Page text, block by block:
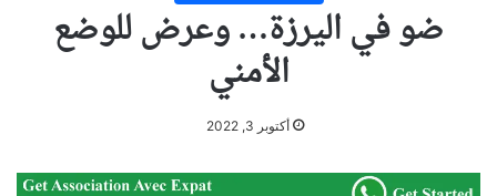
ضو في اليرزة… وعرض للوضع
الأمني
أكتوبر 3, 2022